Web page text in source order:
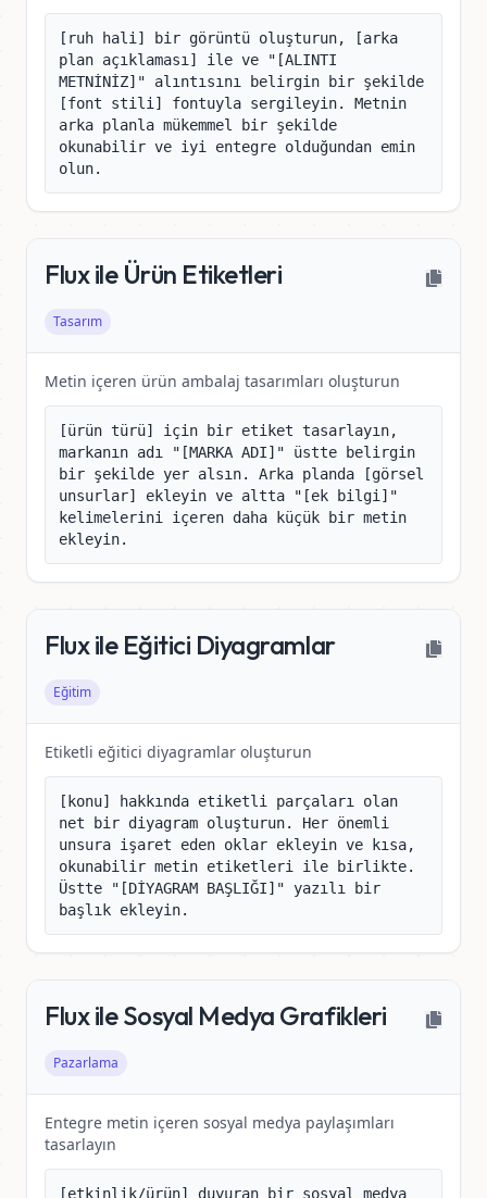
[ruh hali] bir görüntü oluşturun, [arka
plan açıklaması] ile ve "[ALINTI
METNİNİZ]" alıntısını belirgin bir şekilde
[font stili] fontuyla sergileyin. Metnin
arka planla mükemmel bir şekilde
okunabilir ve iyi entegre olduğundan emin
olun.
Flux ile Ürün Etiketleri
Tasarım
Metin içeren ürün ambalaj tasarımları oluşturun
[ürün türü] için bir etiket tasarlayın,
markanın adı "[MARKA ADI]" üstte belirgin
bir şekilde yer alsın. Arka planda [görsel
unsurlar] ekleyin ve altta "[ek bilgi]"
kelimelerini içeren daha küçük bir metin
ekleyin.
Flux ile Eğitici Diyagramlar
Eğitim
Etiketli eğitici diyagramlar oluşturun
[konu] hakkında etiketli parçaları olan
net bir diyagram oluşturun. Her önemli
unsura işaret eden oklar ekleyin ve kısa,
okunabilir metin etiketleri ile birlikte.
Üstte "[DİYAGRAM BAŞLIĞI]" yazılı bir
başlık ekleyin.
Flux ile Sosyal Medya Grafikleri
Pazarlama
Entegre metin içeren sosyal medya paylaşımları
tasarlayın
[etkinlik/ürün] duyuran bir sosyal medya